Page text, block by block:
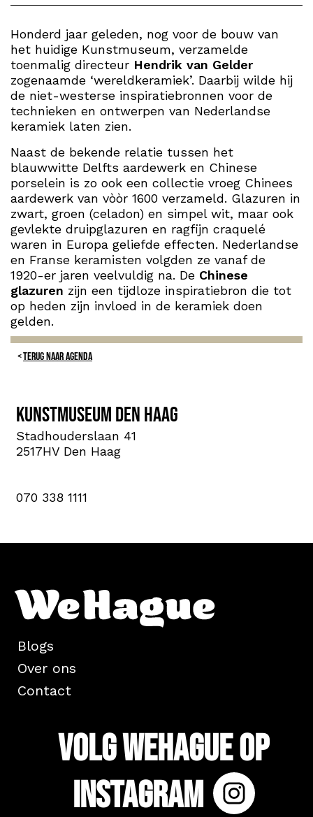
Honderd jaar geleden, nog voor de bouw van
het huidige Kunstmuseum, verzamelde
toenmalig directeur Hendrik van Gelder
zogenaamde ‘wereldkeramiek’. Daarbij wilde hij
de niet-westerse inspiratiebronnen voor de
technieken en ontwerpen van Nederlandse
keramiek laten zien.
Naast de bekende relatie tussen het
blauwwitte Delfts aardewerk en Chinese
porselein is zo ook een collectie vroeg Chinees
aardewerk van vòòr 1600 verzameld. Glazuren in
zwart, groen (celadon) en simpel wit, maar ook
gevlekte druipglazuren en ragfijn craquelé
waren in Europa geliefde effecten. Nederlandse
en Franse keramisten volgden ze vanaf de
1920-er jaren veelvuldig na. De Chinese
glazuren zijn een tijdloze inspiratiebron die tot
op heden zijn invloed in de keramiek doen
gelden.
TERUG NAAR AGENDA
Kunstmuseum Den Haag
Stadhouderslaan 41
2517HV Den Haag
070 338 1111
Blogs
Over ons
Contact
Volg WeHague op
Instagram